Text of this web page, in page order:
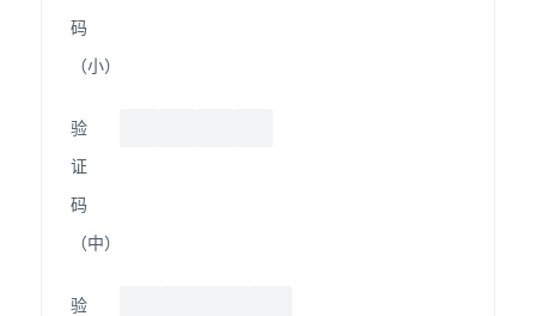
码
（小）
验
证
码
（中）
验